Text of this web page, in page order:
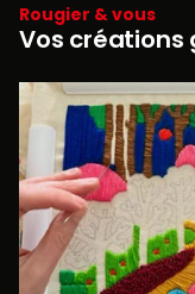
Rougier & vous
Vos créations